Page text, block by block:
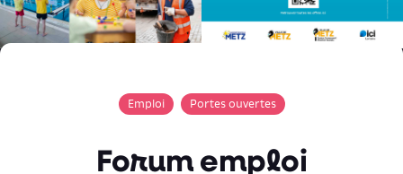
Emploi Portes ouvertes
Forum emploi